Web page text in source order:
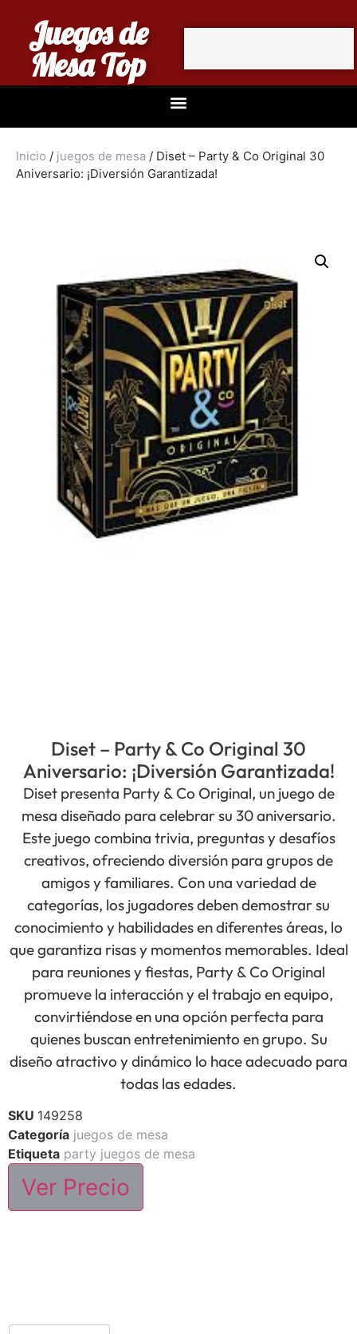
Juegos de
Mesa Top
Inicio / juegos de mesa / Diset – Party & Co Original 30
Aniversario: ¡Diversión Garantizada!
Diset – Party & Co Original 30
Aniversario: ¡Diversión Garantizada!
Diset presenta Party & Co Original, un juego de
mesa diseñado para celebrar su 30 aniversario.
Este juego combina trivia, preguntas y desafíos
creativos, ofreciendo diversión para grupos de
amigos y familiares. Con una variedad de
categorías, los jugadores deben demostrar su
conocimiento y habilidades en diferentes áreas, lo
que garantiza risas y momentos memorables. Ideal
para reuniones y fiestas, Party & Co Original
promueve la interacción y el trabajo en equipo,
convirtiéndose en una opción perfecta para
quienes buscan entretenimiento en grupo. Su
diseño atractivo y dinámico lo hace adecuado para
todas las edades.
SKU 149258
Categoría juegos de mesa
Etiqueta party juegos de mesa
Ver Precio